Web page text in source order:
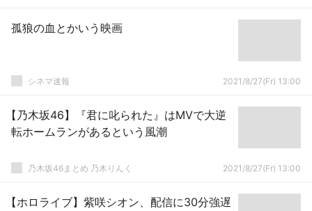
孤狼の血とかいう映画
シネマ速報 2021/8/27(Fr) 13:00
【乃木坂46】『君に叱られた』はMVで大逆
転ホームランがあるという風潮
乃木坂46まとめ 乃木りんく 2021/8/27(Fr) 13:00
【ホロライブ】紫咲シオン、配信に30分強遅